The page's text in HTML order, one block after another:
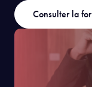
Consulter la